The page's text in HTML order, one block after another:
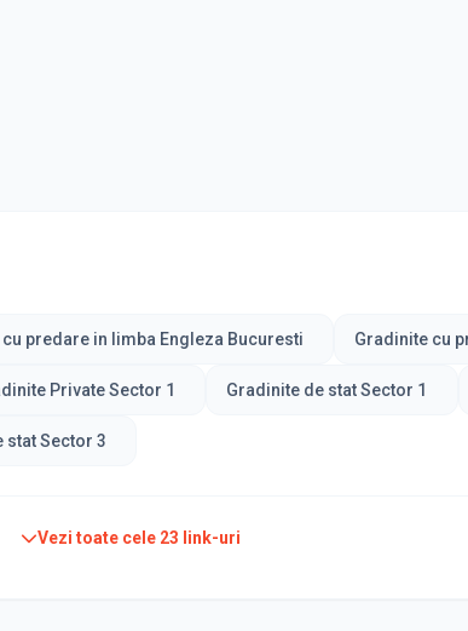
predare in limba Engleza Bucuresti Gradinite cu
Private Sector 1 Gradinite de stat Sector 1
stat Sector 3
Vezi toate cele 23 link-uri